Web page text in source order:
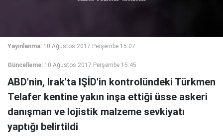
Yayınlanma: 10 Ağustos 2017 Perşembe 15:07
Güncelleme: 10 Ağustos 2017 Perşembe 15:45
ABD'nin, Irak'ta IŞİD'in kontrolündeki Türkmen
Telafer kentine yakın inşa ettiği üsse askeri
danışman ve lojistik malzeme sevkiyatı
yaptığı belirtildi